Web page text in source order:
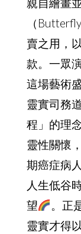
（
賣之用，
款。一眾
這場藝術
靈實司務
程」的理
靈性關懷
期癌症病
人生低谷
望
。正
靈實才得